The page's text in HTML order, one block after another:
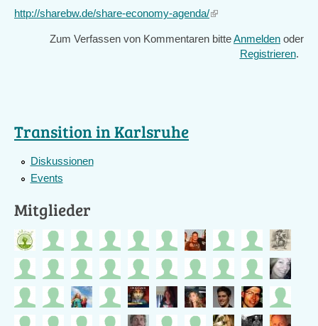
http://sharebw.de/share-economy-agenda/(link
external)
Zum Verfassen von Kommentaren bitteAnmelden oder
Registrieren.
Transition in Karlsruhe
Diskussionen
Events
Mitglieder